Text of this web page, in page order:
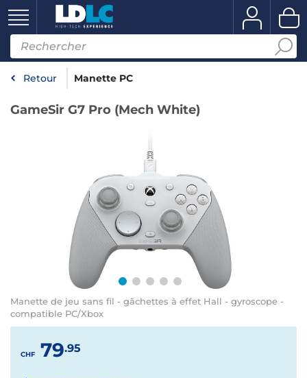
Retour Manette PC
GameSir G7 Pro (Mech White)
Manette de jeu sans fil - gâchettes à effet Hall - gyroscope -
compatible PC/Xbox
CHF 79.95